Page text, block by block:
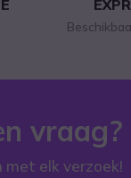
vraag?
met elk verzoek!